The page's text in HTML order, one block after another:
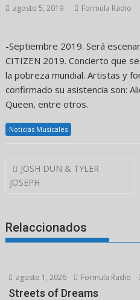
agosto 5, 2019 Formula Radio
-Septiembre 2019. Será
CITIZEN 2019. Concierto que
la pobreza mundial. Artistas y
confirmado su asistencia son:
Queen, entre otros.
Noticias Musicales
Navegación
de
JOSH DUN & TYLER
JOSEPH
Relaccionados
agosto 1, 2026 Formula Radio
Streets of Dreams